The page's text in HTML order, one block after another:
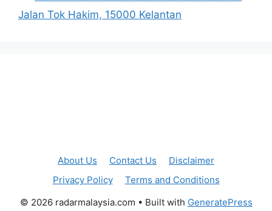
Jalan Tok Hakim, 15000 Kelantan
About Us Contact Us
Disclaimer
Privacy Policy
Terms and Conditions
© 2026 radarmalaysia.com • Built with GeneratePress